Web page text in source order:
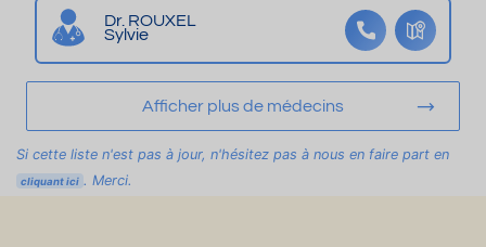
i
m
,
0
0
le
v
u
s
T
h
m
Dr. ROUXEL
Sylvie
Afficher plus de médecins
Si cette liste n'est pas à jour, n'hésitez pas à nous en faire part en
cliquant ici . Merci.